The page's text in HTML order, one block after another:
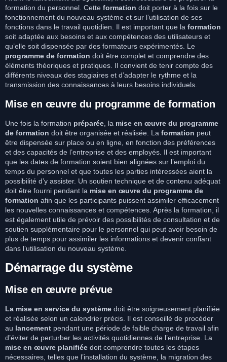
formation du personnel. Cette formation doit porter à la fois sur le
fonctionnement du nouveau système et sur l’utilisation de ses
fonctions dans le travail quotidien. Il est important que la formation
soit adaptée aux besoins et aux compétences des utilisateurs et
qu’elle soit dispensée par des formateurs expérimentés. Le
programme de formation doit être complet et comprendre des
éléments théoriques et pratiques. Il convient de tenir compte des
différents niveaux des stagiaires et d’adapter le rythme et la
transmission des connaissances à leurs besoins individuels.
Mise en œuvre du programme de formation
Une fois la formation préparée , la mise en œuvre du programme
de formation doit être organisée et réalisée. La formation peut
être dispensée sur place ou en ligne, en fonction des préférences
et des capacités de l’entreprise et des employés. Il est important
que les dates de formation soient bien alignées sur l’emploi du
temps du personnel et que toutes les parties intéressées aient la
possibilité d’y assister. Un soutien technique et de contenu adéquat
doit être fourni pendant la mise en œuvre du programme de
formation afin que les participants puissent assimiler efficacement
les nouvelles connaissances et compétences. Après la formation, il
est également utile de prévoir des possibilités de consultation et de
soutien supplémentaire pour le personnel qui peut avoir besoin de
plus de temps pour assimiler les informations et devenir confiant
dans l’utilisation du nouveau système.
Démarrage du système
Mise en œuvre prévue
La mise en service du système doit être soigneusement planifiée
et réalisée selon un calendrier précis. Il est conseillé de procéder
au lancement pendant une période de faible charge de travail afin
d’éviter de perturber les activités quotidiennes de l’entreprise. La
mise en œuvre planifiée doit comprendre toutes les étapes
nécessaires, telles que l’installation du système, la migration des